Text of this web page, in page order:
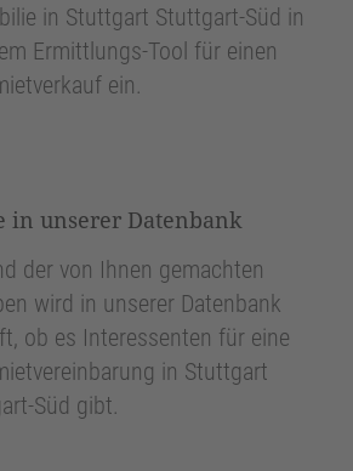
in Stuttgart Stuttgart-Süd in
Ermittlungs-Tool für einen
ein.
in unserer Datenbank
der von Ihnen gemachten
wird in unserer Datenbank
ob es Interessenten für eine
in Stuttgart
Süd gibt.